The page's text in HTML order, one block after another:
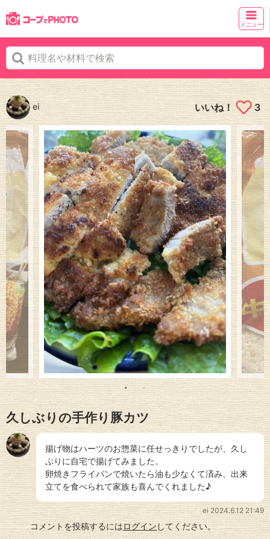
メニュー
ei いいね！ 3
久しぶりの手作り豚カツ
揚げ物はハーツのお惣菜に任せっきりでしたが、久し
ぶりに自宅で揚げてみました。
卵焼きフライパンで焼いたら油も少なくて済み、出来
立てを食べられて家族も喜んでくれました♪
ei2024.6.12 21:49
コメントを投稿するにはログイン してください。